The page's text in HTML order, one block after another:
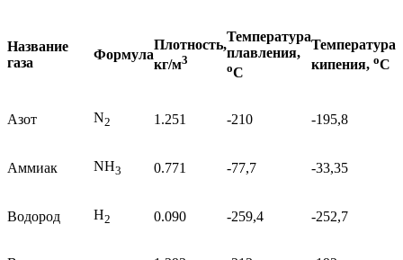
Название
газа
Формула
Плотность,
кг/м3
Температура
плавления,
oC
Температура
кипения, oC
Азот N2 1.251 -210 -195,8
Аммиак NH3 0.771 -77,7 -33,35
Водород H2 0.090 -259,4 -252,7